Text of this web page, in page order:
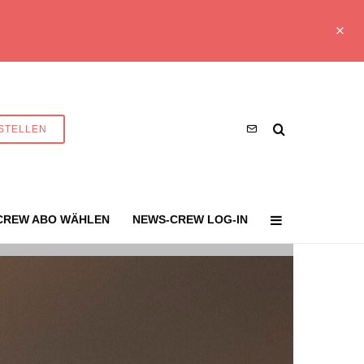
ABO WÄHLEN NEWS-CREW LOG-IN